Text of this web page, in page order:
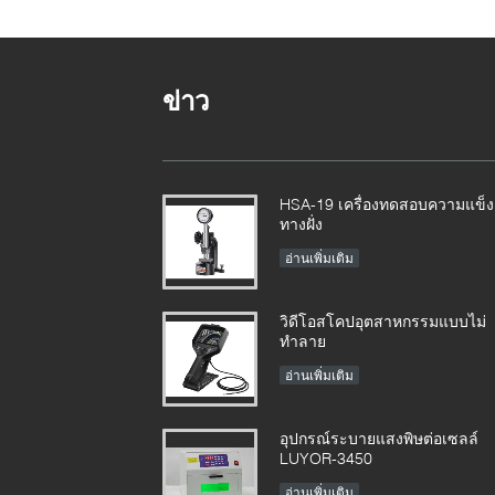
ข่าว
HSA-19 เครื่องทดสอบความแข็ง
ทางฝั่ง
อ่านเพิ่มเติม
วิดีโอสโคปอุตสาหกรรมแบบไม่
ทำลาย
อ่านเพิ่มเติม
อุปกรณ์ระบายแสงพิษต่อเซลล์
LUYOR-3450